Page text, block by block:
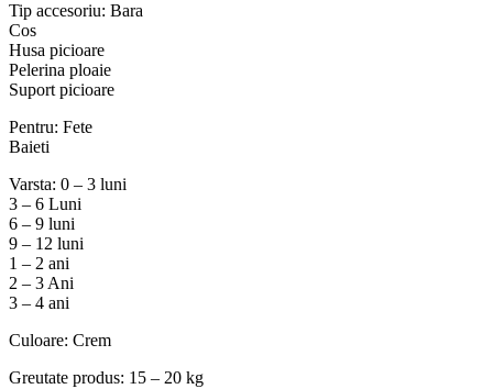
Tip accesoriu: Bara
Cos
Husa picioare
Pelerina ploaie
Suport picioare
Pentru: Fete
Baieti
Varsta: 0 – 3 luni
3 – 6 Luni
6 – 9 luni
9 – 12 luni
1 – 2 ani
2 – 3 Ani
3 – 4 ani
Culoare: Crem
Greutate produs: 15 – 20 kg